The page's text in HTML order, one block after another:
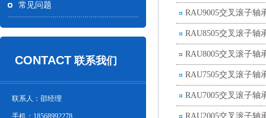
常见问题
CONTACT 联系我们
联系人：邵经理
手机：18568992278
RAU9005交叉滚子轴
RAU8505交叉滚子轴
RAU8005交叉滚子轴
RAU7505交叉滚子轴
RAU7005交叉滚子轴
RAU2005交叉滚子轴